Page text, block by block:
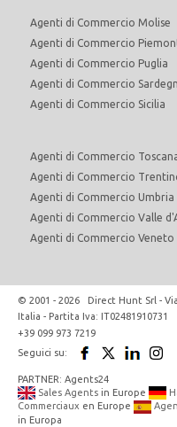
Agenti di Commercio Molise
Agenti di Commercio
Agenti di Commercio Puglia
Agenti di Commercio
Agenti di Commercio Sicilia
Agenti di Commercio
Agenti di Commercio
Agenti di Commercio Umbria
Agenti di Commercio Valle
Agenti di Commercio Veneto
© 2001 - 2026 Direct Hunt Srl -
Italia - Partita Iva:
+39 099 973 7219
Seguici su:
PARTNER: Agents24
Sales Agents in Europe
Commerciaux en Europe
in Europa